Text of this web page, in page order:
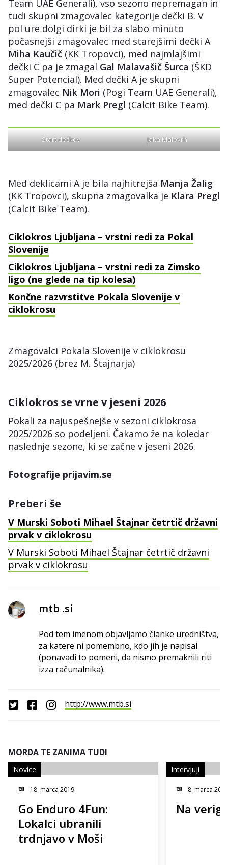
Team UAE Generali), vso sezono nepremagan in
tudi skupni zmagovalec kategorije dečki B. V
pol ure dolgi dirki je bil za slabo minuto
počasnejši zmagovalec med starejšimi dečki A
Miha Kaučič (KK Tropovci), med najmlajšimi
dečki C pa je zmagal Gal Malavašič Šurca (ŠKD
Super Potencial). Med dečki A je skupni
zmagovalec Nik Mori (Pogi Team UAE Generali),
med dečki C pa Mark Pregl (Calcit Bike Team).
Start dečkov Jaka Malovrh
Med deklicami A je bila najhitrejša Manja Žalig
(KK Tropovci), skupna zmagovalka je Klara Pregl
(Calcit Bike Team).
Ciklokros Ljubljana – vrstni redi za Pokal
Slovenije
Ciklokros Ljubljana – vrstni redi za Zimsko
ligo (ne glede na tip kolesa)
Končne razvrstitve Pokala Slovenije v
ciklokrosu
Zmagovalci Pokala Slovenije v ciklokrosu
2025/2026 (brez M. Štajnarja)
Ciklokros se vrne v jeseni 2026
Pokali za najuspešnejše v sezoni ciklokrosa
2025/2026 so podeljeni. Čakamo že na koledar
naslednje sezone, ki se začne v jeseni 2026.
Fotografije prijavim.se
Preberi še
V Murski Soboti Mihael Štajnar četrtič državni
prvak v ciklokrosu
V Murski Soboti Mihael Štajnar četrtič državni
prvak v ciklokrosu
mtb .si
Pod tem imenom objavljamo članke uredništva,
za katere ni pomembno, kdo jih je napisal
(ponavadi to pomeni, da nismo premaknili riti
izza računalnika).
http://www.mtb.si
MORDA TE ZANIMA TUDI
18. marca 2019
Go Enduro 4Fun:
Lokalci ubranili
trdnjavo v Moši
Novice
8. marca 2016
Na
Intervjuji